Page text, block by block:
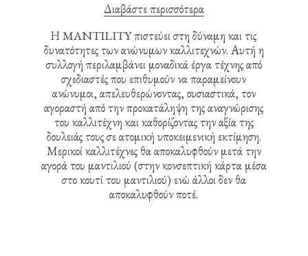
Διαβάστε περισσότερα
Η MANTILITY πιστεύει στη δύναμη και τις
δυνατότητες των ανώνυμων καλλιτεχνών. Αυτή η
συλλογή περιλαμβάνει μοναδικά έργα τέχνης από
σχεδιαστές που επιθυμούν να παραμείνουν
ανώνυμοι, απελευθερώνοντας, ουσιαστικά, τον
αγοραστή από την προκατάληψη της αναγνώρισης
του καλλιτέχνη και καθορίζοντας την αξία της
δουλειάς τους σε ατομική υποκειμενική εκτίμηση.
Μερικοί καλλιτέχνες θα αποκαλυφθούν μετά την
αγορά του μαντιλιού (στην κονσεπτική κάρτα μέσα
στο κουτί του μαντιλιού) ενώ άλλοι δεν θα
αποκαλυφθούν ποτέ.